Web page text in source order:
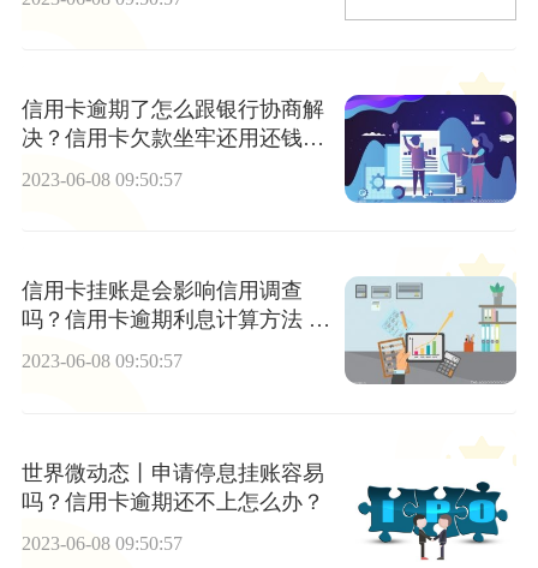
信用卡逾期了怎么跟银行协商解
决？信用卡欠款坐牢还用还钱
2023-06-08 09:50:57
信用卡挂账是会影响信用调查
吗？信用卡逾期利息计算方法 世
界播报
2023-06-08 09:50:57
世界微动态丨申请停息挂账容易
吗？信用卡逾期还不上怎么办？
2023-06-08 09:50:57